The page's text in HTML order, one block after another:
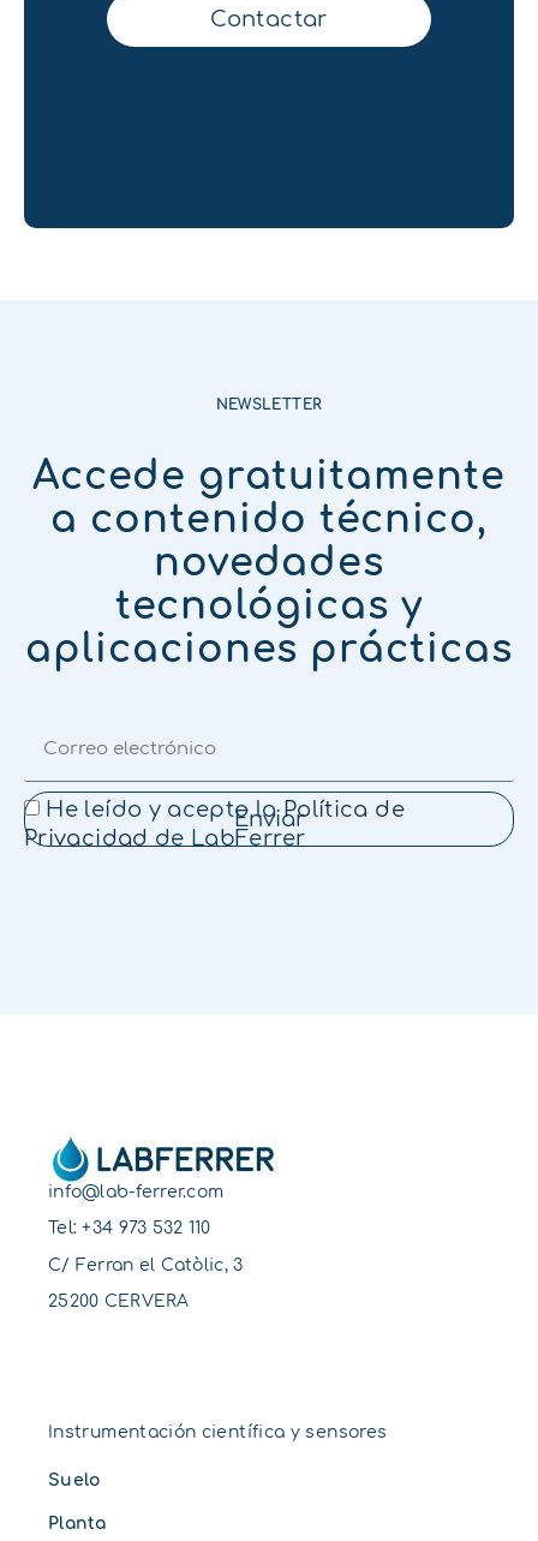
Contactar
NEWSLETTER
Accede gratuitamente
a contenido técnico,
novedades
tecnológicas y
aplicaciones prácticas
He leído y acepto la Política de
Privacidad de LabFerrer
Enviar
info@lab-ferrer.com
Tel:+34 973 532 110
C/ Ferran el Catòlic, 3
25200 CERVERA
Instrumentación científica y sensores
Suelo
Planta